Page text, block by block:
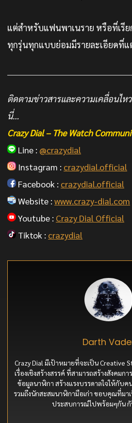
แต่สำหรับแฟนพาเนราย หรือที่เรีย
ทุกรุ่นทุกแบบย่อมมีรายละเอียดที่
ติดตามข่าวสารและความเคลื่อนไห
นี่…
Crazy Dial – The Watch
Line : @crazydial
Instagram : crazydial.official
Facebook : crazydial.official
Website : www.crazy-dial.com
Youtube : Crazy Dial Official
Tiktok : crazydial
Darth
Crazy Dial มีเป้าหมายที่จะเป็น Creative
เรื่องเชิงสร้างสรรค์ ที่สามารถสร้างสังคมก
ข้อมูลนาฬิกา สร้างแรงบรรดาลใจให้กั
รวมถึงนักสะสมนาฬิกามือเก่า ขอบคุณที่มา
ประสบการณ์ไปพร้อมๆกัน กั